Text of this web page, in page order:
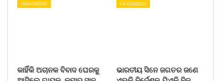
ମନୋରଞ୍ଜନ
କାହିଁକି ଅଚାନକ ବିବାଦ ଘେରକୁ
ମନୋରଞ୍ଜନ
ଭାରତୀୟ ସିନେ ଜଗତର ଜଣେ